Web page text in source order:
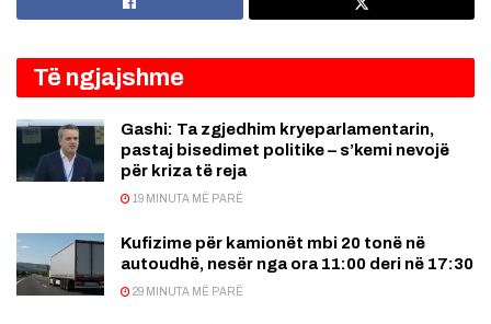
Të ngjajshme
Gashi: Ta zgjedhim kryeparlamentarin,
pastaj bisedimet politike – s’kemi nevojë
për kriza të reja
19 MINUTA MË PARË
Kufizime për kamionët mbi 20 tonë në
autoudhë, nesër nga ora 11:00 deri në 17:30
29 MINUTA MË PARË